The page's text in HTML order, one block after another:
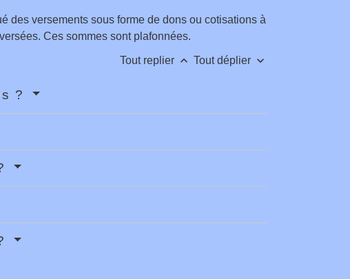
des versements sous forme de dons ou cotisations à
Ces sommes sont plafonnées.
Tout replier keyboard_arrow_up Tout déplier keyboard_arrow_down
?